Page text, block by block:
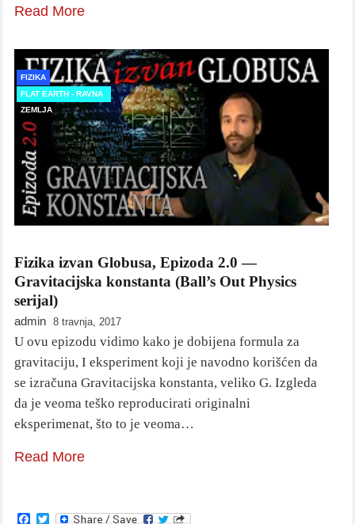
Read More
FIZIKA
FLAT EARTH - RAVNA
ZEMLJA
Fizika izvan Globusa, Epizoda 2.0 —
Gravitacijska konstanta (Ball’s Out Physics
serijal)
admin 8 travnja, 2017
U ovu epizodu vidimo kako je dobijena formula za
gravitaciju, I eksperiment koji je navodno korišćen da
se izračuna Gravitacijska konstanta, veliko G. Izgleda
da je veoma teško reproducirati originalni
eksperimenat, što to je veoma…
Read More
Facebook
Twitter